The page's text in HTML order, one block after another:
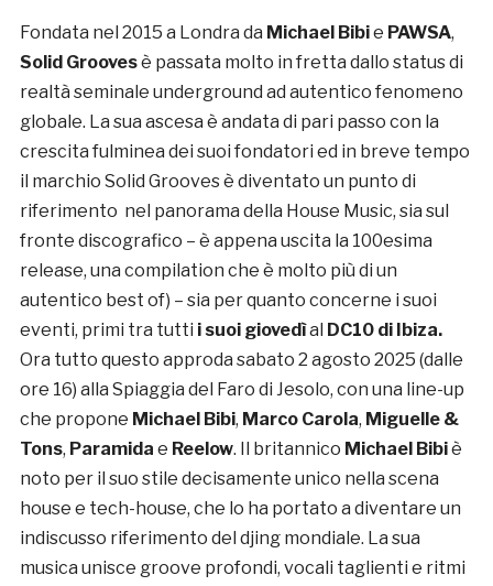
Fondata nel 2015 a Londra da Michael Bibie PAWSA,
Solid Groovesè passata molto in fretta dallo status di
realtà seminale underground ad autentico fenomeno
globale. La sua ascesa è andata di pari passo con la
crescita fulminea dei suoi fondatori ed in breve tempo
il marchio Solid Grooves è diventato un punto di
riferimento nel panorama della House Music, sia sul
fronte discografico – è appena uscita la 100esima
release, una compilation che è molto più di un
autentico best of) – sia per quanto concerne i suoi
eventi, primi tra tutti i suoi giovedìal DC10 di Ibiza.
Ora tutto questo approda sabato 2 agosto 2025 (dalle
ore 16) alla Spiaggia del Faro di Jesolo, con una line-up
che propone Michael Bibi, Marco Carola, Miguelle &
Tons, Paramida e Reelow. Il britannico Michael Bibiè
noto per il suo stile decisamente unico nella scena
house e tech-house, che lo ha portato a diventare un
indiscusso riferimento del djing mondiale. La sua
musica unisce groove profondi, vocali taglienti e ritmi